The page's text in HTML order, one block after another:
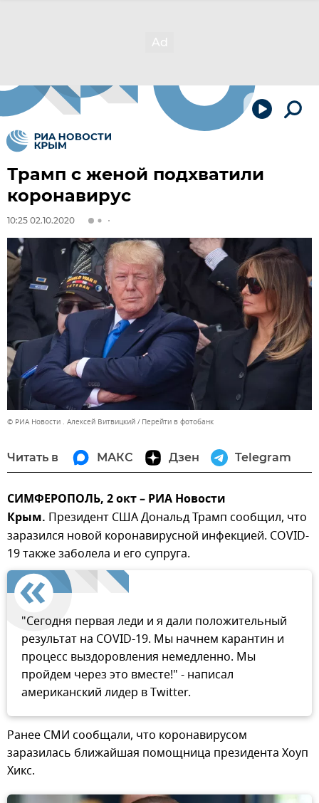
Трамп с женой подхватили
коронавирус
10:25 02.10.2020
© РИА Новости . Алексей Витвицкий Перейти в фотобанк
Читать в МАКС Дзен Telegram
СИМФЕРОПОЛЬ, 2 окт – РИА Новости
Крым. Президент США Дональд Трамп сообщил, что
заразился новой коронавирусной инфекцией. COVID-
19 также заболела и его супруга.
"Сегодня первая леди и я дали положительный
результат на COVID-19. Мы начнем карантин и
процесс выздоровления немедленно. Мы
пройдем через это вместе!" - написал
американский лидер в Twitter.
Ранее СМИ сообщали, что коронавирусом
заразилась ближайшая помощница президента Хоуп
Хикс.